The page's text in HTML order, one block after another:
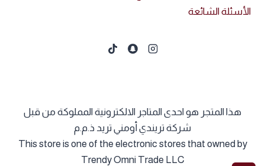
الأسئلة الشائعة
هذا المتجر هو احدى المتاجر الالكترونية المملوكة من قبل
شركة تريندي أومني تريد ذ.م.م
This store is one of the electronic stores that owned by
Trendy Omni Trade LLC